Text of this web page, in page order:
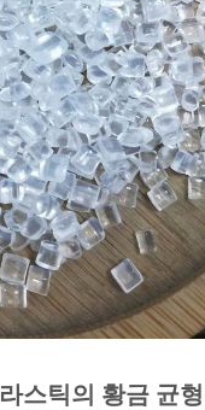
스틱의 황금 균